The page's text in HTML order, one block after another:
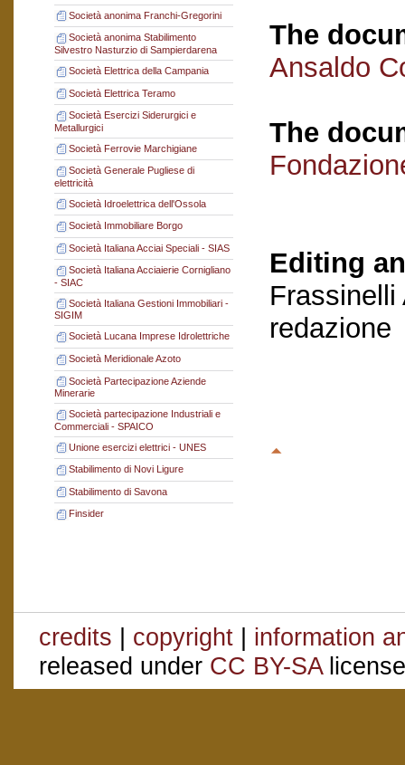
Società anonima Franchi-Gregorini
Società anonima Stabilimento
Silvestro Nasturzio di Sampierdarena
Società Elettrica della Campania
Società Elettrica Teramo
Società Esercizi Siderurgici e
Metallurgici
Società Ferrovie Marchigiane
Società Generale Pugliese di
elettricità
Società Idroelettrica dell'Ossola
Società Immobiliare Borgo
Società Italiana Acciai Speciali - SIAS
Società Italiana Acciaierie Cornigliano
- SIAC
Società Italiana Gestioni Immobiliari -
SIGIM
Società Lucana Imprese Idrolettriche
Società Meridionale Azoto
Società Partecipazione Aziende
Minerarie
Società partecipazione Industriali e
Commerciali - SPAICO
Unione esercizi elettrici - UNES
Stabilimento di Novi Ligure
Stabilimento di Savona
Finsider
The
Ansaldo
The
Editing
Frassinelli
redazione
credits | copyright | information
released under CC BY-SA